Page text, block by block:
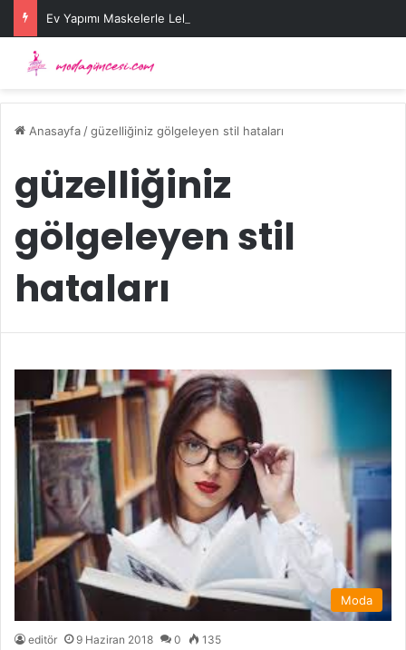
Ev Yapımı Maskelerle Leke Sorununa Çözüm Önerileri
Anasayfa /güzelliğiniz gölgeleyen stil hataları
güzelliğiniz
gölgeleyen stil
hataları
Moda
editör 9 Haziran 2018 0 135